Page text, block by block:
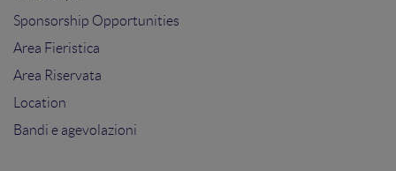
Sponsorship Opportunities
Area Fieristica
Area Riservata
Location
Bandi e agevolazioni